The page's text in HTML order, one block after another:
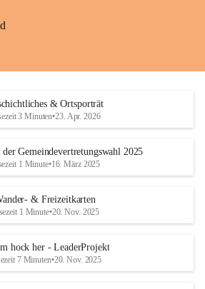
& Ortsporträt
3 Minuten•23. Apr. 2026
der Gemeindevertretungswahl 2025
1 Minute•16. März 2025
& Freizeitkarten
1 Minute•20. Nov. 2025
hock her - LeaderProjekt
7 Minuten•20. Nov. 2025